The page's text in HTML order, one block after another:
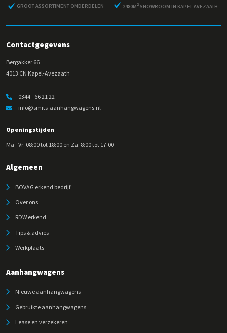
GROOT ASSORTIMENT ONDERDELEN
2480M 2SHOWROOM IN KAPEL-AVEZAATH
Contactgegevens
Bergakker 66
4013 CN Kapel-Avezaath
0344 - 66 21 22
info@smits-aanhangwagens.nl
Openingstijden
Ma - Vr: 08:00 tot 18:00 en Za: 8:00 tot 17:00
Algemeen
BOVAG erkend bedrijf
Over ons
RDW erkend
Tips & advies
Werkplaats
Aanhangwagens
Nieuwe aanhangwagens
Gebruikte aanhangwagens
Lease en verzekeren